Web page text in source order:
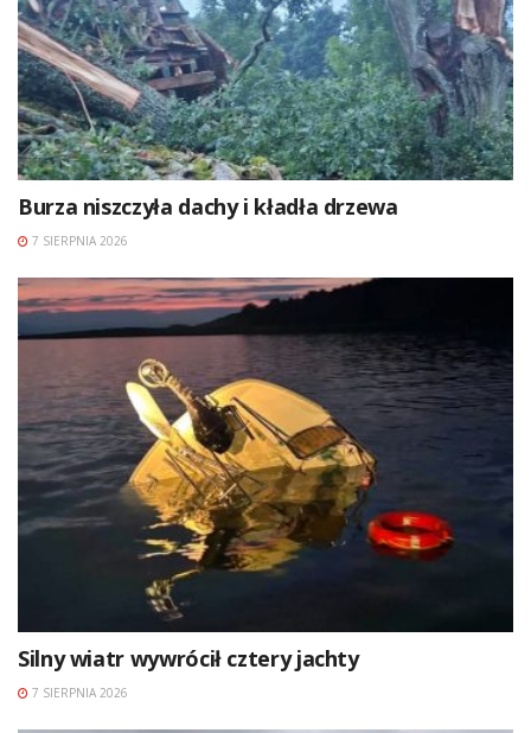
Burza niszczyła dachy i kładła drzewa
7 SIERPNIA 2026
Silny wiatr wywrócił cztery jachty
7 SIERPNIA 2026